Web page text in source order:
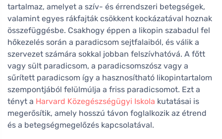
tartalmaz, amelyet a szív- és érrendszeri betegségek,
valamint egyes rákfajták csökkent kockázatával hoznak
összefüggésbe. Csakhogy éppen a likopin szabadul fel
hőkezelés során a paradicsom sejtfalaiból, és válik a
szervezet számára sokkal jobban felszívhatóvá. A főtt
vagy sült paradicsom, a paradicsomszósz vagy a
sűrített paradicsom így a hasznosítható likopintartalom
szempontjából felülmúlja a friss paradicsomot. Ezt a
tényt a Harvard Közegészségügyi Iskola kutatásai is
megerősítik, amely hosszú távon foglalkozik az étrend
és a betegségmegelőzés kapcsolatával.